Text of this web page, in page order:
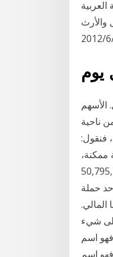
والأرث
يوم
الأسهم
ناحية
فنقول:
ممكنة،
وفارق سعر 105.60 (1.00) (0.94 %) 106.60 481,724: 50,795,743
حملة
المالي.
على شيء
اسم
اسم